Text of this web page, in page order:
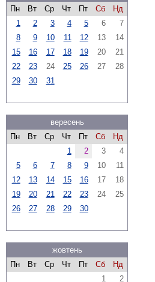
Пн
Вт Ср Чт Пт Сб
Нд
1
2 3 4 5 6
7
8
9 10 11 12 13
14
15
16 17 18 19 20
21
22
23 24 25 26 27
28
29
30 31
вересень
Пн
Вт Ср Чт Пт Сб
Нд
1
2 3
4
5
6 7 8 9 10
11
12
13 14 15 16 17
18
19
20 21 22 23 24
25
26
27 28 29 30
жовтень
Пн
Вт Ср Чт Пт Сб
Нд
1
2